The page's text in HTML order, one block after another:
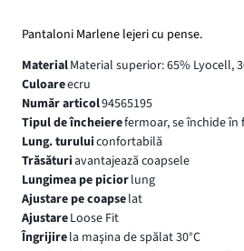
Pantaloni Marlene lejeri cu pense.
MaterialMaterial superior: 65% Lyocell,
Culoareecru
Număr articol94565195
Tipul de încheierefermoar, se închide în
Lung. turuluiconfortabilă
Trăsăturiavantajează coapsele
Lungimea pe piciorlung
Ajustare pe coapselat
AjustareLoose Fit
Îngrijirela maşina de spălat 30°C